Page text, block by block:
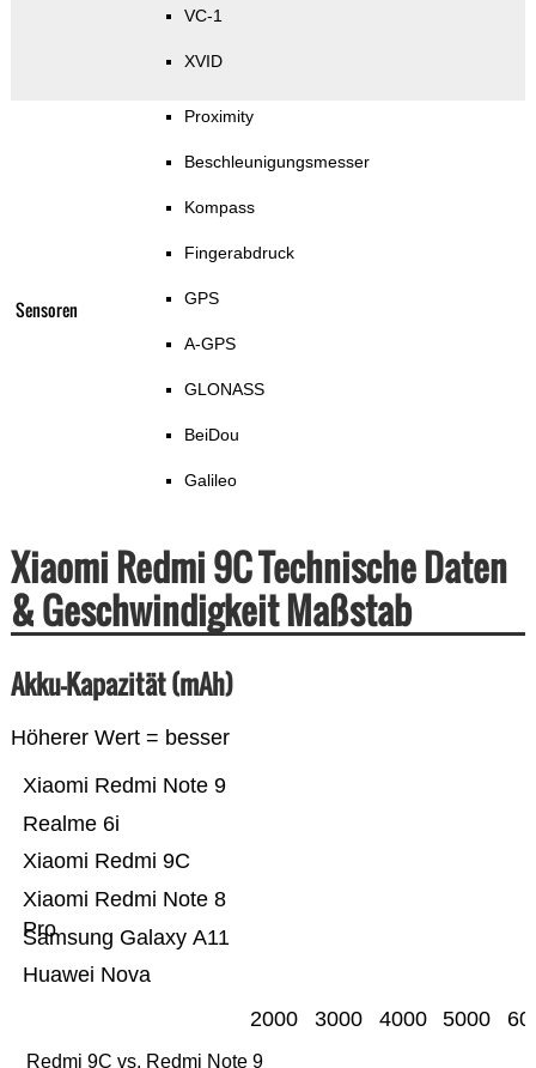
VC-1
XVID
Sensoren
Proximity
Beschleunigungsmesser
Kompass
Fingerabdruck
GPS
A-GPS
GLONASS
BeiDou
Galileo
Xiaomi Redmi 9C Technische Daten
& Geschwindigkeit Maßstab
Akku-Kapazität (mAh)
Höherer Wert = besser
Huawei Nova
Samsung Galaxy A11
Xiaomi Redmi Note 8
Pro
Xiaomi Redmi 9C
Realme 6i
Xiaomi Redmi Note 9
2000 3000 4000 5000
Redmi 9C vs. Redmi Note 9